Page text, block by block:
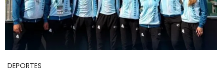
DEPORTES